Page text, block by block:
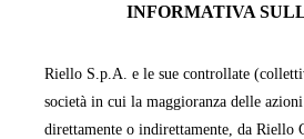
INFORMATIVA
Riello S.p.A. e le sue controllate
società in cui la maggioranza delle
direttamente o indirettamente, da Riello